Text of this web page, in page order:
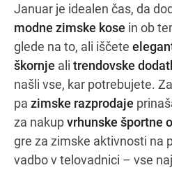
Januar je idealen čas, da
modne zimske kose in ob
glede na to, ali iščete
škornje ali trendovske
našli vse, kar potrebujete.
pa zimske razprodaje
za nakupvrhunske športne
gre za zimske aktivnosti na
vadbo v telovadnici – vse